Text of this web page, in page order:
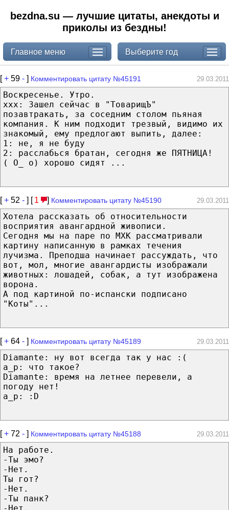
bezdna.su — лучшие цитаты, анекдоты и
приколы из бездны!
Главное меню Выберите год
[+ 59 - ] Комментировать цитату №45191 29.03.2011
Воскресенье. Утро.
xxx: Зашел сейчас в "ТоварищЪ"
позавтракать, за соседним столом пьяная
компания. К ним подходит трезвый, видимо их
знакомый, ему предлогают выпить, далее:
1: не, я не буду
2: расслабься братан, сегодня же ПЯТНИЦА!
( О_ о) хорошо сидят ...
[+ 52 - ] [ 1 ] Комментировать цитату №45190 29.03.2011
Хотела рассказать об относительности
восприятия авангардной живописи.
Сегодня мы на паре по МХК рассматривали
картину написанную в рамках течения
лучизма. Преподша начинает рассуждать, что
вот, мол, многие авангардисты изображали
животных: лошадей, собак, а тут изображена
ворона.
А под картиной по-испански подписано
"Коты"...
[+ 64 - ] Комментировать цитату №45189 29.03.2011
Diamante: ну вот всегда так у нас :(
a_p: что такое?
Diamante: время на летнее перевели, а
погоду нет!
a_p: :D
[+ 72 - ] Комментировать цитату №45188 29.03.2011
На работе.
-Ты эмо?
-Нет.
Ты гот?
-Нет.
-Ты панк?
-Нет.